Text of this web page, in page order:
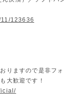
123636
りますので是非フォ
大歓迎です！